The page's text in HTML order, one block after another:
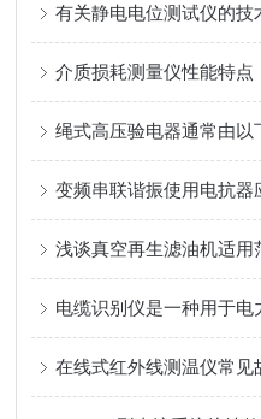
有关静电电位测试仪的技
介质损耗测量仪性能特点
绳式高压验电器通常由以
变频串联谐振使用电抗器
浅谈真空再生滤油机适用
电缆识别仪是一种用于电
在线式红外线测温仪常见